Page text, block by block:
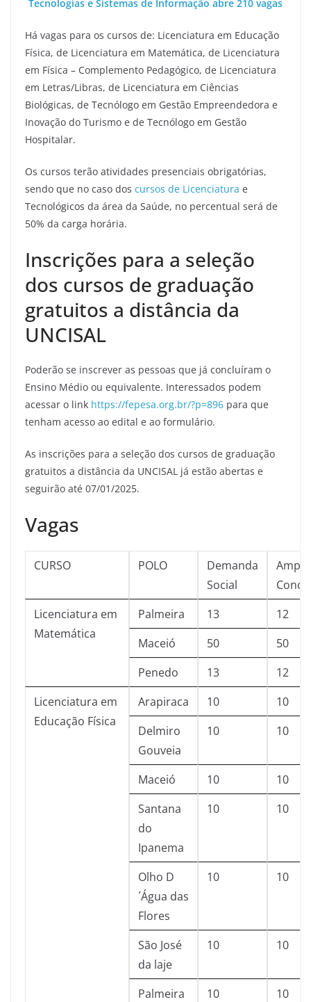
Tecnologias e Sistemas de Informação abre 210 vagas
Há vagas para os cursos de: Licenciatura em Educação
Física, de Licenciatura em Matemática, de Licenciatura
em Física – Complemento Pedagógico, de Licenciatura
em Letras/Libras, de Licenciatura em Ciências
Biológicas, de Tecnólogo em Gestão Empreendedora e
Inovação do Turismo e de Tecnólogo em Gestão
Hospitalar.
Os cursos terão atividades presenciais obrigatórias,
sendo que no caso dos cursos de Licenciatura e
Tecnológicos da área da Saúde, no percentual será de
50% da carga horária.
Inscrições para a seleção
dos cursos de graduação
gratuitos a distância da
UNCISAL
Poderão se inscrever as pessoas que já concluíram o
Ensino Médio ou equivalente. Interessados podem
acessar o link https://fepesa.org.br/?p=896 para que
tenham acesso ao edital e ao formulário.
As inscrições para a seleção dos cursos de graduação
gratuitos a distância da UNCISAL já estão abertas e
seguirão até 07/01/2025.
Vagas
CURSO POLO
Demanda
Social
Ampla
Licenciatura em
Matemática
Palmeira 13
12
Maceió
50
50
Penedo
13
12
Licenciatura em
Educação Física
Arapiraca 10
10
Delmiro
Gouveia
10 10
Maceió 10
10
Santana
do
Ipanema
10 10
Olho D
´Água das
Flores
10 10
São José
da laje
10 10
Palmeira 10 10